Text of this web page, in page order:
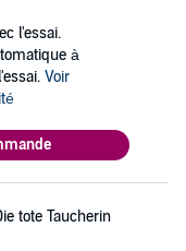
l'essai.
à
Voir
tote Taucherin